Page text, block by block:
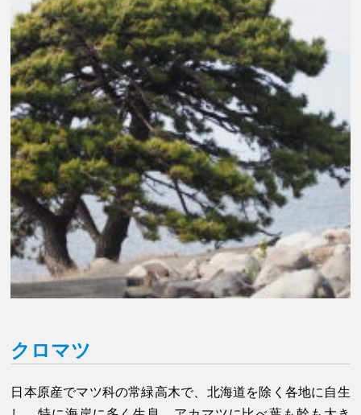
クロマツ
日本原産でマツ科の常緑高木で、北海道を除く各地に自生